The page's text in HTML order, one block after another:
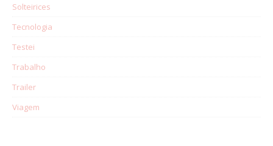
Solteirices
Tecnologia
Testei
Trabalho
Trailer
Viagem